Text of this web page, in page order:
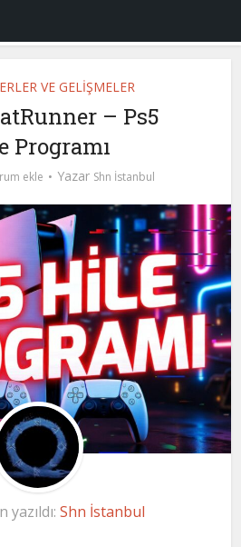
VE GELİŞMELER
– Ps5
Programı
ekle Yazar Shn İstanbul
yazıldı: Shn İstanbul